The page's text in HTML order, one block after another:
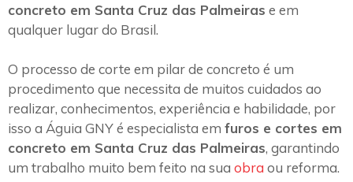
concreto em Santa Cruz das Palmeiras e em
qualquer lugar do Brasil.
O processo de corte em pilar de concreto é um
procedimento que necessita de muitos cuidados ao
realizar, conhecimentos, experiência e habilidade, por
isso a Águia GNY é especialista em furos e cortes em
concreto em Santa Cruz das Palmeiras, garantindo
um trabalho muito bem feito na sua obra ou reforma.